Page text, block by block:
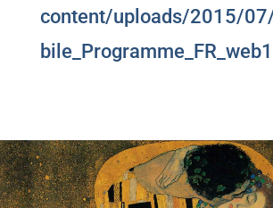
content/uploads/2015/